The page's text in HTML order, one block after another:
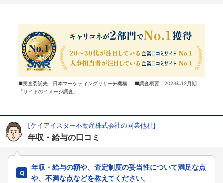
■実査委託先：日本マーケティングリサーチ機構 ■調査概要：2023年12月期
「サイトのイメージ調査」
[ケイアイスター不動産株式会社の同業他社]
年収・給与の口コミ
年収・給与の額や、査定制度の妥当性について満足な点
や、不満な点などを教えてください。